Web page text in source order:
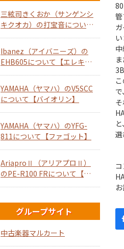
管
い
選
三絃司きくおか（サンゲンシ
キクオカ）の打宝音について
【ホーンスピーカー】
Ibanez（アイバニーズ）の
EHB605について【エレキベ
ース】
YAMAHA（ヤマハ）のV5SCC
について【バイオリン】
YAMAHA（ヤマハ）のYFG-
811について【ファゴット】
AriaproⅡ（アリアプロⅡ）
のPE-R100 FRについて【エ
レキギター】
グループサイト
中古楽器マルカート